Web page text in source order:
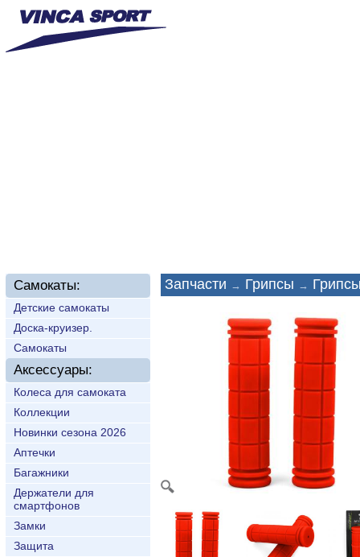
Самокаты:
Детские самокаты
Доска-круизер.
Самокаты
Аксессуары:
Колеса для самоката
Коллекции
Новинки сезона 2026
Аптечки
Багажники
Держатели для
смартфонов
Замки
Защита
Запчасти → Грипсы →